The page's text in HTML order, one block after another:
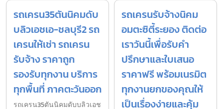
รถเครน35ตันนิคมดับ
บลิวเอชเอ-ชลบุรี2 รถ
เครนให้เช่า รถเครน
รับจ้าง ราคาถูก
รองรับทุกงาน บริการ
ทุกพื้นที่ ภาคตะวันออก
รถเครน35ตันนิคมดับบลิวเอช
รถเครนรับจ้างนิคม
อมตะซิตี้ระยอง ติดต่อ
เราวันนี้เพื่อรับคำ
ปรึกษาและใบเสนอ
ราคาฟรี พร้อมเนรมิต
ทุกงานยกของคุณให้
เป็นเรื่องง่ายและคุ้ม